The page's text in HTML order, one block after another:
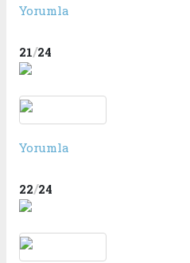
Yorumla
21/24
Yorumla
22/24